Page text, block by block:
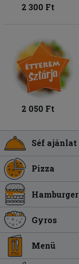
2 300 Ft
2 050 Ft
Séf ajánlat
Pizza
Hamburger
Gyros
Menü